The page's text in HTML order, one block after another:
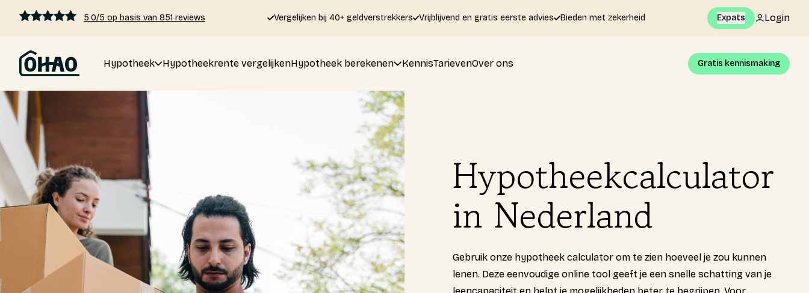
5.0/5 op basis van 851 reviews Vergelijken bij 40+ geldverstrekkers Vrijblijvend en gratis eerste advies Bieden met zekerheid Expats Login
Hypotheek Hypotheekrente vergelijkenHypotheek berekenen KennisTarievenOver ons Gratis kennismaking
Hypotheek
Hypotheekrente vergelijken
Hypotheek berekenen
Kennis
Tarieven
Over ons
Hypotheekcalculator
in Nederland
Gebruik onze hypotheek calculator om te zien hoeveel je zou kunnen
lenen. Deze eenvoudige online tool geeft je een snelle schatting van je